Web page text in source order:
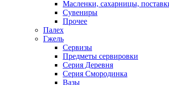
Масленки, сахарницы,
Сувениры
Прочее
Палех
Гжель
Сервизы
Предметы сервировки
Серия Деревня
Серия Смородинка
Вазы